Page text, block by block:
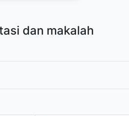
dan makalah